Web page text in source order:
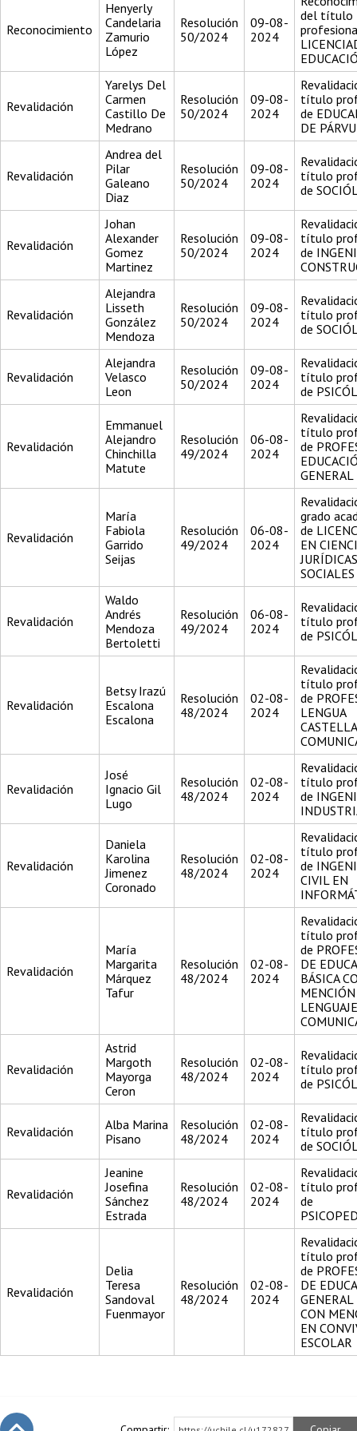
Reconocimiento
Henyerly
Candelaria
Zamurio
López
Resolución
50/2024
09-08-
2024
del título
Revalidación
Yarelys Del
Carmen
Castillo De
Medrano
Resolución
50/2024
09-08-
2024
título
de
DE
Revalidación
Andrea del
Pilar
Galeano
Diaz
Resolución
50/2024
09-08-
2024
título
de
Revalidación
Johan
Alexander
Gomez
Martinez
Resolución
50/2024
09-08-
2024
título
de
Revalidación
Alejandra
Lisseth
González
Mendoza
Resolución
50/2024
09-08-
2024
título
de
Revalidación
Alejandra
Velasco
Leon
Resolución
50/2024
09-08-
2024
título
de
Revalidación
Emmanuel
Alejandro
Chinchilla
Matute
Resolución
49/2024
06-08-
2024
título
de
GENERAL
Revalidación
María
Fabiola
Garrido
Seijas
Resolución
49/2024
06-08-
2024
grado
de
EN
SOCIALES
Revalidación
Waldo
Andrés
Mendoza
Bertoletti
Resolución
49/2024
06-08-
2024
título
de
Revalidación
Betsy Irazú
Escalona
Escalona
Resolución
48/2024
02-08-
2024
título
de
LENGUA
Revalidación
José
Ignacio Gil
Lugo
Resolución
48/2024
02-08-
2024
título
de
Revalidación
Daniela
Karolina
Jimenez
Coronado
Resolución
48/2024
02-08-
2024
título
de
CIVIL EN
Revalidación
María
Margarita
Márquez
Tafur
Resolución
48/2024
02-08-
2024
título
de
DE
BÁSICA
Revalidación
Astrid
Margoth
Mayorga
Ceron
Resolución
48/2024
02-08-
2024
título
de
Revalidación
Alba Marina
Pisano
Resolución
48/2024
02-08-
2024
título
de
Revalidación
Jeanine
Josefina
Sánchez
Estrada
Resolución
48/2024
02-08-
2024
título
de
Revalidación
Delia
Teresa
Sandoval
Fuenmayor
Resolución
48/2024
02-08-
2024
título
de
DE
GENERAL
CON
EN
ESCOLAR